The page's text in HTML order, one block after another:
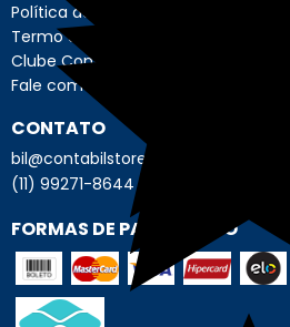
Política de Privacidade
Termo de Uso - Usuário
Clube Contábil Store
Fale com o Encarregado de Dados
CONTATO
bil@contabilstore.org.br
(11) 99271-8644
FORMAS DE PAGAMENTO